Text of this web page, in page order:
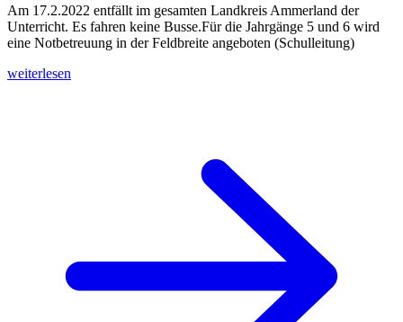
Am 17.2.2022 entfällt im gesamten Landkreis Ammerland der
Unterricht. Es fahren keine Busse.Für die Jahrgänge 5 und 6 wird
eine Notbetreuung in der Feldbreite angeboten (Schulleitung)
weiterlesen